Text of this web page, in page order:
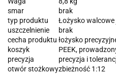
smar
brak
typ produktu
Łożysko
uszczelnienie
brak
cecha produktu łożysko
koszyk
PEEK,
precyzja
precyzja i
otwór stożkowyzbieżność 1:12